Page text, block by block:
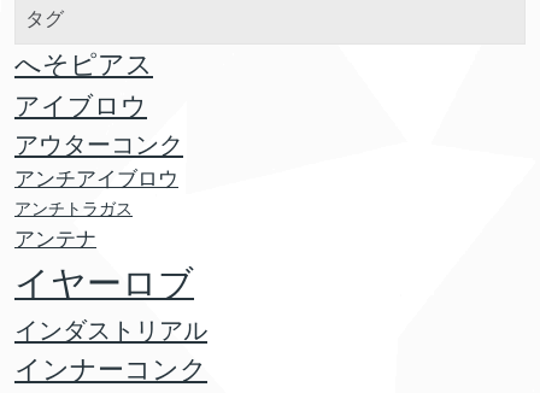
タグ
へそピアス
アイブロウ
アウターコンク
アンチアイブロウ
アンチトラガス
アンテナ
イヤーロブ
インダストリアル
インナーコンク